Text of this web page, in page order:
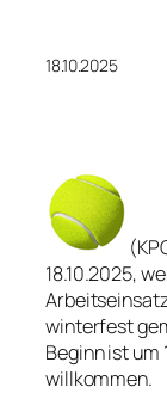
18.10.2025
18.10.2025,
winterfest
Beginn ist um
willkommen.